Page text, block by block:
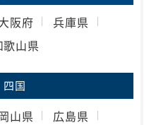
阪府
兵庫県
歌山県
四国
山県
広島県